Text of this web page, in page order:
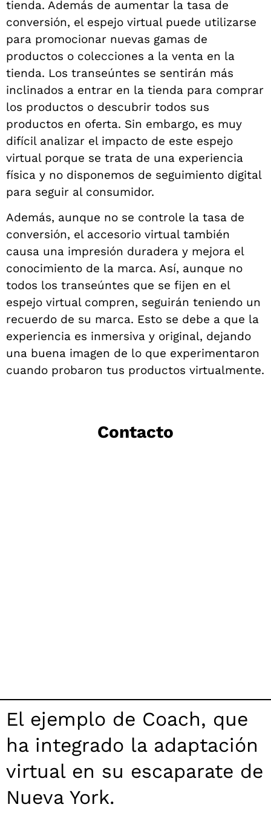
tienda. Además de aumentar la tasa de
conversión, el espejo virtual puede utilizarse
para promocionar nuevas gamas de
productos o colecciones a la venta en la
tienda. Los transeúntes se sentirán más
inclinados a entrar en la tienda para comprar
los productos o descubrir todos sus
productos en oferta. Sin embargo, es muy
difícil analizar el impacto de este espejo
virtual porque se trata de una experiencia
física y no disponemos de seguimiento digital
para seguir al consumidor.
Además, aunque no se controle la tasa de
conversión, el accesorio virtual también
causa una impresión duradera y mejora el
conocimiento de la marca. Así, aunque no
todos los transeúntes que se fijen en el
espejo virtual compren, seguirán teniendo un
recuerdo de su marca. Esto se debe a que la
experiencia es inmersiva y original, dejando
una buena imagen de lo que experimentaron
cuando probaron tus productos virtualmente.
Contacto
El ejemplo de Coach, que
ha integrado la adaptación
virtual en su escaparate de
Nueva York.